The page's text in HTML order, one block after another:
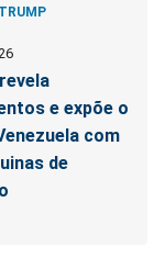
e expõe o
com
de